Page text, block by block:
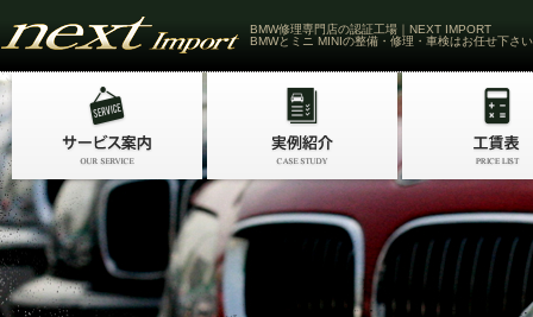
BMW修理専門店の認証工場｜NEXT IMPORT
BMWとミニ MINIの整備・修理・車検はお任せ下さい